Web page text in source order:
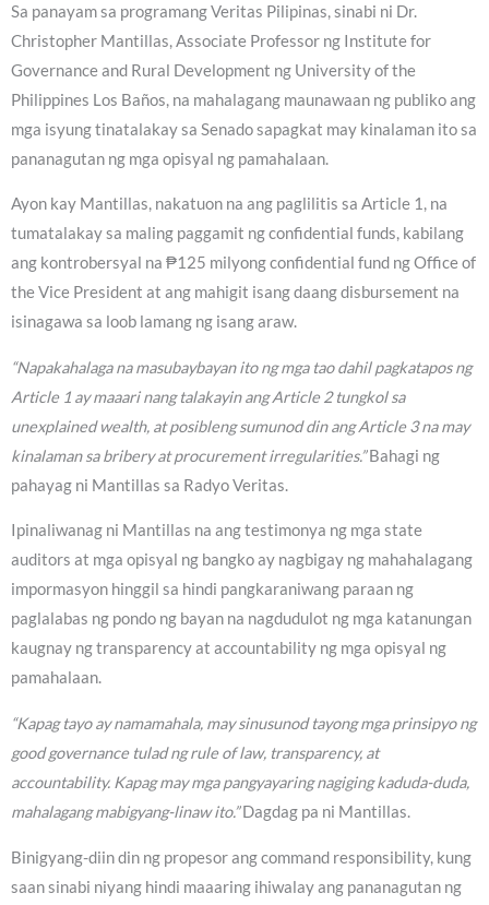
Sa panayam sa programang Veritas Pilipinas, sinabi ni Dr.
Christopher Mantillas, Associate Professor ng Institute for
Governance and Rural Development ng University of the
Philippines Los Baños, na mahalagang maunawaan ng publiko ang
mga isyung tinatalakay sa Senado sapagkat may kinalaman ito sa
pananagutan ng mga opisyal ng pamahalaan.
Ayon kay Mantillas, nakatuon na ang paglilitis sa Article 1, na
tumatalakay sa maling paggamit ng confidential funds, kabilang
ang kontrobersyal na ₱125 milyong confidential fund ng Office of
the Vice President at ang mahigit isang daang disbursement na
isinagawa sa loob lamang ng isang araw.
“Napakahalaga na masubaybayan ito ng mga tao dahil pagkatapos ng
Article 1 ay maaari nang talakayin ang Article 2 tungkol sa
unexplained wealth, at posibleng sumunod din ang Article 3 na may
kinalaman sa bribery at procurement irregularities.”Bahagi ng
pahayag ni Mantillas sa Radyo Veritas.
Ipinaliwanag ni Mantillas na ang testimonya ng mga state
auditors at mga opisyal ng bangko ay nagbigay ng mahahalagang
impormasyon hinggil sa hindi pangkaraniwang paraan ng
paglalabas ng pondo ng bayan na nagdudulot ng mga katanungan
kaugnay ng transparency at accountability ng mga opisyal ng
pamahalaan.
“Kapag tayo ay namamahala, may sinusunod tayong mga prinsipyo ng
good governance tulad ng rule of law, transparency, at
accountability. Kapag may mga pangyayaring nagiging kaduda-duda,
mahalagang mabigyang-linaw ito.”Dagdag pa ni Mantillas.
Binigyang-diin din ng propesor ang command responsibility, kung
saan sinabi niyang hindi maaaring ihiwalay ang pananagutan ng